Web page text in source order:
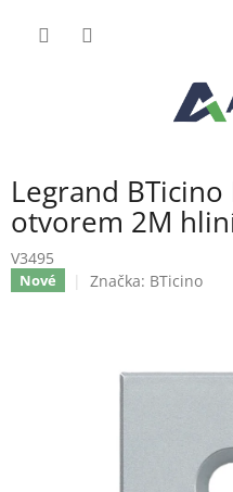
Legrand BTicino
otvorem 2M
V3495
Nové Značka: BTicino